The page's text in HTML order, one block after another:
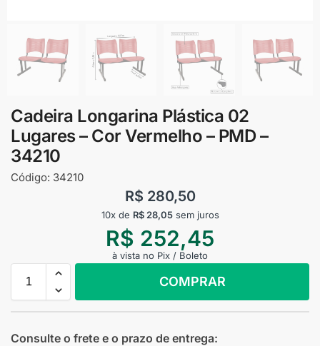
Cadeira Longarina Plástica 02
Lugares – Cor Vermelho – PMD –
34210
Código: 34210
R$ 280,50
10x de R$28,05 sem juros
R$ 252,45
à vista no Pix / Boleto
COMPRAR
Consulte o frete e o prazo de entrega: